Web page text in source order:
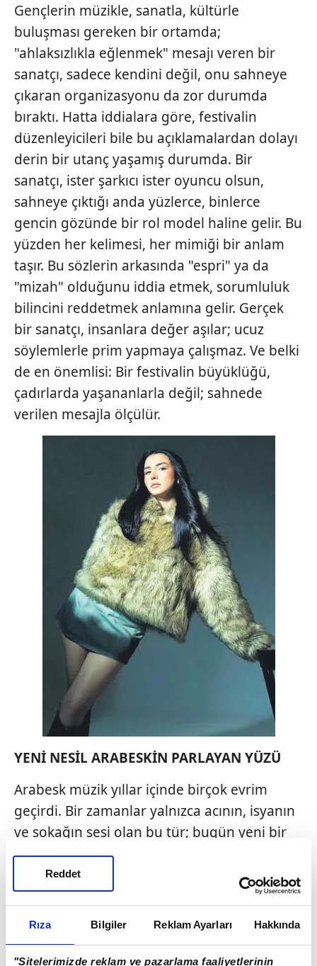
Rıza Bilgiler Reklam Ayarları Hakkında
"Sitelerimizde reklam ve pazarlama faaliyetlerinin
Reddet
Gençlerin müzikle, sanatla, kültürle
buluşması gereken bir ortamda;
"ahlaksızlıkla eğlenmek" mesajı veren bir
sanatçı, sadece kendini değil, onu sahneye
çıkaran organizasyonu da zor durumda
bıraktı. Hatta iddialara göre, festivalin
düzenleyicileri bile bu açıklamalardan dolayı
derin bir utanç yaşamış durumda. Bir
sanatçı, ister şarkıcı ister oyuncu olsun,
sahneye çıktığı anda yüzlerce, binlerce
gencin gözünde bir rol model haline gelir. Bu
yüzden her kelimesi, her mimiği bir anlam
taşır. Bu sözlerin arkasında "espri" ya da
"mizah" olduğunu iddia etmek, sorumluluk
bilincini reddetmek anlamına gelir. Gerçek
bir sanatçı, insanlara değer aşılar; ucuz
söylemlerle prim yapmaya çalışmaz. Ve belki
de en önemlisi: Bir festivalin büyüklüğü,
çadırlarda yaşananlarla değil; sahnede
verilen mesajla ölçülür.
YENİ NESİL ARABESKİN PARLAYAN YÜZÜ
Arabesk müzik yıllar içinde birçok evrim
geçirdi. Bir zamanlar yalnızca acının, isyanın
ve sokağın sesi olan bu tür; bugün yeni bir
jenerasyonun elinde bambaşka bir ruha
kavuşuyor. O yeni ruhun güçlü
temsilcilerinden biri de Ceren Sagu. Henüz
kariyerinin başında olmasına rağmen
isim o. Arabeski yeniden yorumlarken klasik